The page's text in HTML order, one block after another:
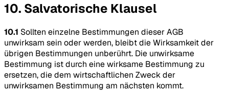
10. Salvatorische Klausel
10.1 Sollten einzelne Bestimmungen dieser AGB
unwirksam sein oder werden, bleibt die Wirksamkeit der
übrigen Bestimmungen unberührt. Die unwirksame
Bestimmung ist durch eine wirksame Bestimmung zu
ersetzen, die dem wirtschaftlichen Zweck der
unwirksamen Bestimmung am nächsten kommt.